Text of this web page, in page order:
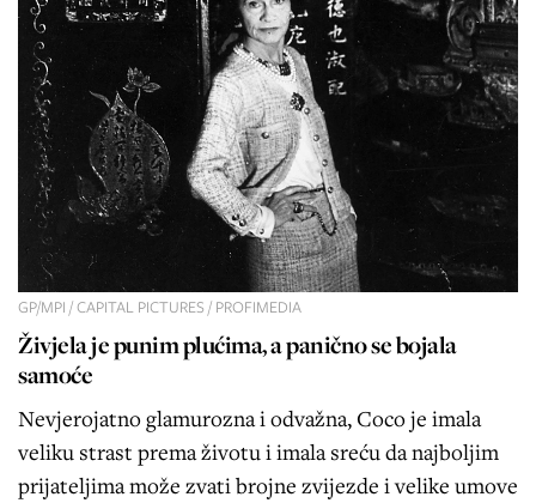
GP/MPI / CAPITAL PICTURES / PROFIMEDIA
Živjela je punim plućima, a panično se bojala
samoće
Nevjerojatno glamurozna i odvažna, Coco je imala
veliku strast prema životu i imala sreću da najboljim
prijateljima može zvati brojne zvijezde i velike umove